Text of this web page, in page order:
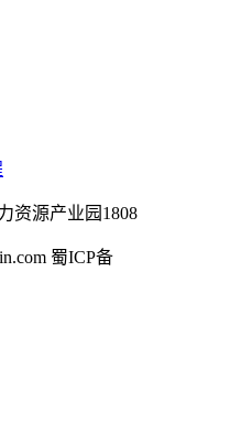
资源产业园1808
蜀ICP备